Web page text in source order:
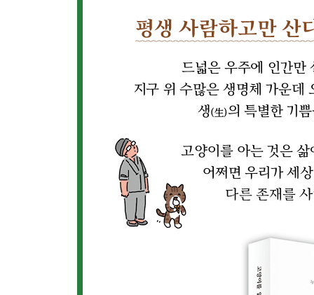
세 번째 이야기 : 완벽함
할 수 없는 일인가? 하기 싫은 일인가?
냥이, 우리 어떻게 헤어지지?
당신이 행복과 행복의 원인이기를
당신은 지금 이 생을 다시 살아도 좋습니까
고양이는 물방울이다
벌써부터 그리워지는 소리
시간이 데려가지 않는 것이 뭐가 있겠니